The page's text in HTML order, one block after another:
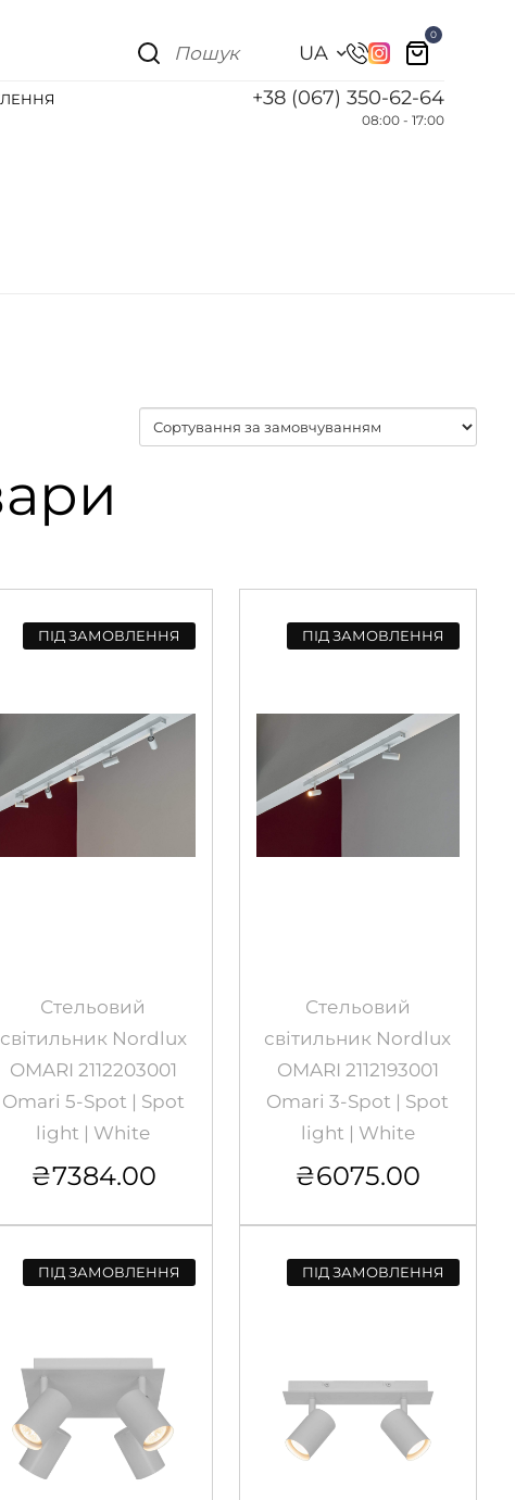
UA
0
+38 (067) 350-62-64
08:00 - 17:00
ПІД ЗАМОВЛЕННЯ
Стельовий
світильник Nordlux
OMARI 2112203001
Omari 5-Spot | Spot
light | White
₴7384.00
ПІД ЗАМОВЛЕННЯ
Стельовий
світильник Nordlux
OMARI 2112193001
Omari 3-Spot | Spot
light | White
₴6075.00
ПІД ЗАМОВЛЕННЯ ПІД ЗАМОВЛЕННЯ